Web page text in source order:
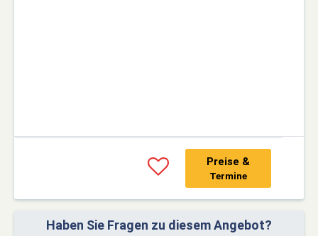
Preise &
Termine
Haben Sie Fragen zu diesem Angebot?